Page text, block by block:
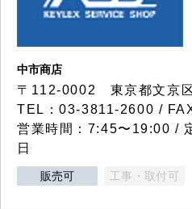
中市商店
〒112-0002 東京都文京
TEL：03-3811-2600 /
営業時間：7:45〜19:00 /
日
販売可 工事・取付可